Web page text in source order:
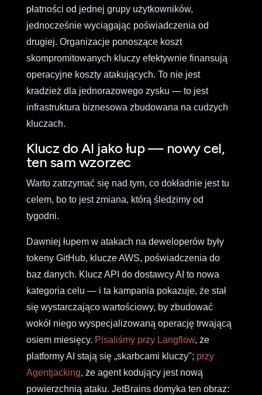
płatności od jednej grupy użytkowników,
jednocześnie wyciągając poświadczenia od
drugiej. Organizacje ponoszące koszt
skompromitowanych kluczy efektywnie finansują
operacyjne koszty atakujących. To nie jest
kradzież dla jednorazowego zysku — to jest
infrastruktura biznesowa zbudowana na cudzych
kluczach.
Klucz do AI jako łup — nowy cel,
ten sam wzorzec
Warto zatrzymać się nad tym, co dokładnie jest tu
celem, bo to jest zmiana, którą śledzimy od
tygodni.
Dawniej łupem w atakach na deweloperów były
tokeny GitHub, klucze AWS, poświadczenia do
baz danych. Klucz API do dostawcy AI to nowa
kategoria celu — i ta kampania pokazuje, że stał
się wystarczająco wartościowy, by zbudować
wokół niego wyspecjalizowaną operację trwającą
osiem miesięcy. Pisaliśmy przy Langflow, że
platformy AI stają się „skarbcami kluczy"; przy
Agentjacking, że agent kodujący jest nową
powierzchnią ataku. JetBrains domyka ten obraz: